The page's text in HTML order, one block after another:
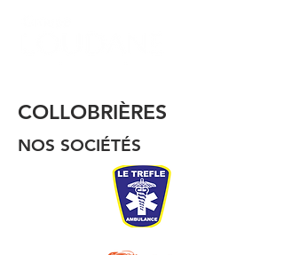
COLLOBRIÈRES
NOS SOCIÉTÉS